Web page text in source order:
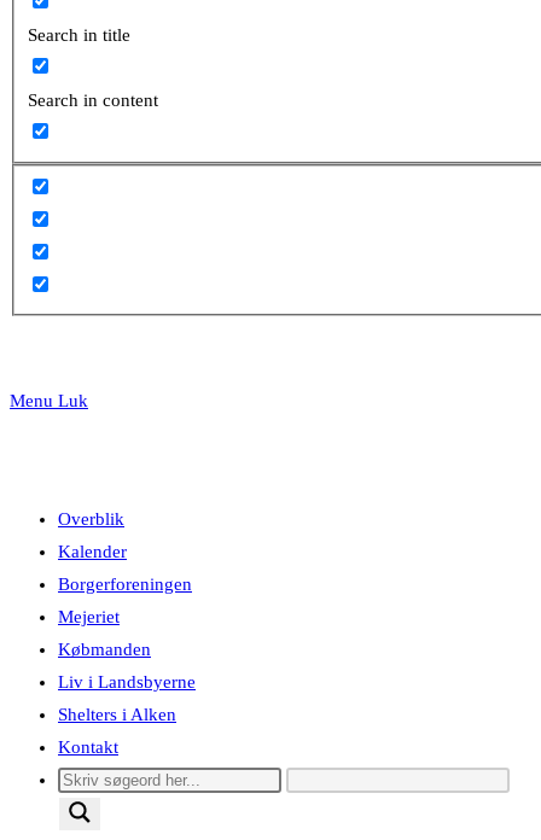
search
Search in title
Search in content
Menu Luk
Overblik
Kalender
Borgerforeningen
Mejeriet
Købmanden
Liv i Landsbyerne
Shelters i Alken
Kontakt